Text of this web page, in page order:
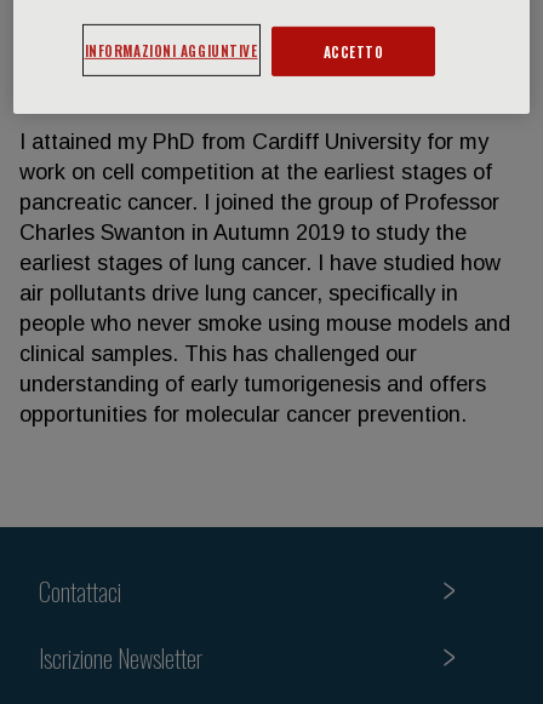
Liam Hill
I attained my PhD from Cardiff University for my
work on cell competition at the earliest stages of
pancreatic cancer. I joined the group of Professor
Charles Swanton in Autumn 2019 to study the
earliest stages of lung cancer. I have studied how
air pollutants drive lung cancer, specifically in
people who never smoke using mouse models and
clinical samples. This has challenged our
understanding of early tumorigenesis and offers
opportunities for molecular cancer prevention.
Contattaci
Iscrizione Newsletter
INFORMAZIONI AGGIUNTIVE ACCETTO